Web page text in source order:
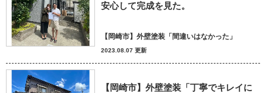
安心して完成を見た。
【岡崎市】外壁塗装「間違いはなかった」
2023.08.07 更新
【岡崎市】外壁塗装「丁寧でキレイに